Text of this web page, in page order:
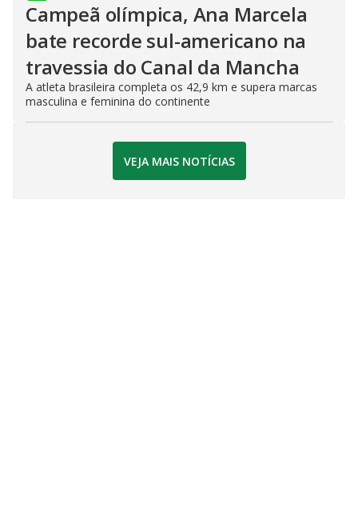
Campeã olímpica, Ana Marcela
bate recorde sul-americano na
travessia do Canal da Mancha
A atleta brasileira completa os 42,9 km e supera marcas
masculina e feminina do continente
VEJA MAIS NOTÍCIAS